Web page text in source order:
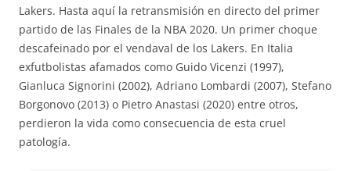
Lakers. Hasta aquí la retransmisión en directo del primer
partido de las Finales de la NBA 2020. Un primer choque
descafeinado por el vendaval de los Lakers. En Italia
exfutbolistas afamados como Guido Vicenzi (1997),
Gianluca Signorini (2002), Adriano Lombardi (2007), Stefano
Borgonovo (2013) o Pietro Anastasi (2020) entre otros,
perdieron la vida como consecuencia de esta cruel
patología.